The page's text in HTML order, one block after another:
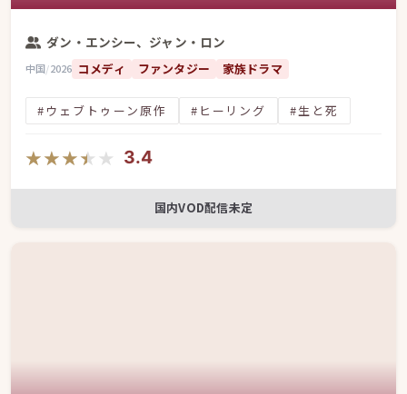
ダン・エンシー、ジャン・ロン
中国/2026 コメディ ファンタジー 家族ドラマ
#ウェブトゥーン原作 #ヒーリング #生と死
★★★★★
★★★★★ 3.4
国内VOD配信未定